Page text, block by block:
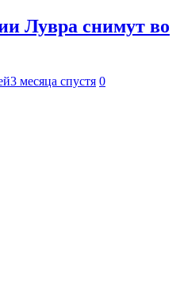
Лувра снимут во
3 месяца спустя 0